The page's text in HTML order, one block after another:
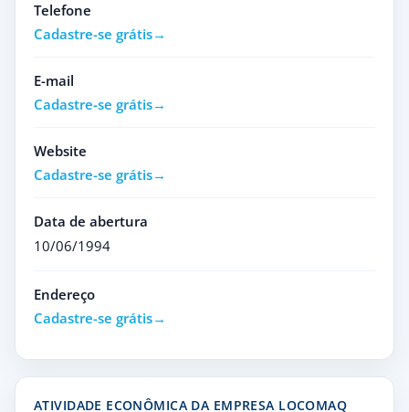
Telefone
Cadastre-se grátis
E-mail
Cadastre-se grátis
Website
Cadastre-se grátis
Data de abertura
10/06/1994
Endereço
Cadastre-se grátis
ATIVIDADE ECONÔMICA DA EMPRESA LOCOMAQ